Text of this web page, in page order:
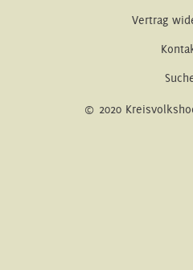
Vertrag
© 2020